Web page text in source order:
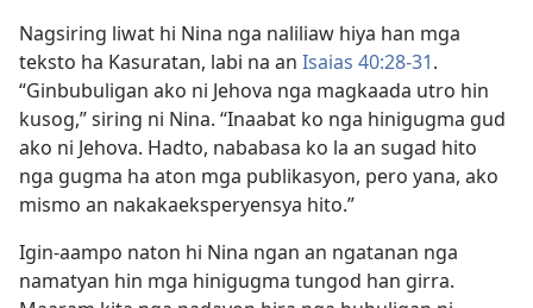
Nagsiring liwat hi Nina nga naliliaw hiya han mga
teksto ha Kasuratan, labi na an Isaias 40:28-31.
“Ginbubuligan ako ni Jehova nga magkaada utro hin
kusog,” siring ni Nina. “Inaabat ko nga hinigugma gud
ako ni Jehova. Hadto, nababasa ko la an sugad hito
nga gugma ha aton mga publikasyon, pero yana, ako
mismo an nakakaeksperyensya hito.”
Igin-aampo naton hi Nina ngan an ngatanan nga
namatyan hin mga hinigugma tungod han girra.